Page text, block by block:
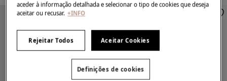
aceder à informação detalhada e selecionar o tipo de cookies que deseja
aceitar ou recusar. +INFO
Rejeitar Todos Aceitar Cookies
Definições de cookies